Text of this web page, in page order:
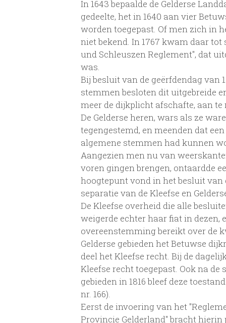
In 1643 bepaalde de Gelderse
gedeelte, het in 1640 aan vier
worden toegepast. Of men zich in
niet bekend. In 1767 kwam daar
und Schleuszen Reglement", dat
was.
Bij besluit van de geërfdendag van
stemmen besloten dit uitgebreide
meer de dijkplicht afschafte, aan te
De Gelderse heren, wars als ze
tegengestemd, en meenden dat
algemene stemmen had kunnen
Aangezien men nu van
voren gingen brengen, ontaardde
hoogtepunt vond in het besluit van
separatie van de Kleefse en
De Kleefse overheid die alle
weigerde echter haar fiat in dezen,
overeenstemming bereikt over de
Gelderse gebieden het Betuwse
deel het Kleefse recht. Bij de
Kleefse recht toegepast. Ook na
gebieden in 1816 bleef deze
nr. 166).
Eerst de invoering van het
Provincie Gelderland" bracht